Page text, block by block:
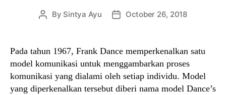
Post
By Sintya Ayu
PostOctober 26, 2018
Pada tahun 1967, Frank Dance memperkenalkan satu
model komunikasi untuk menggambarkan proses
komunikasi yang dialami oleh setiap individu. Model
yang diperkenalkan tersebut diberi nama model Dance’s